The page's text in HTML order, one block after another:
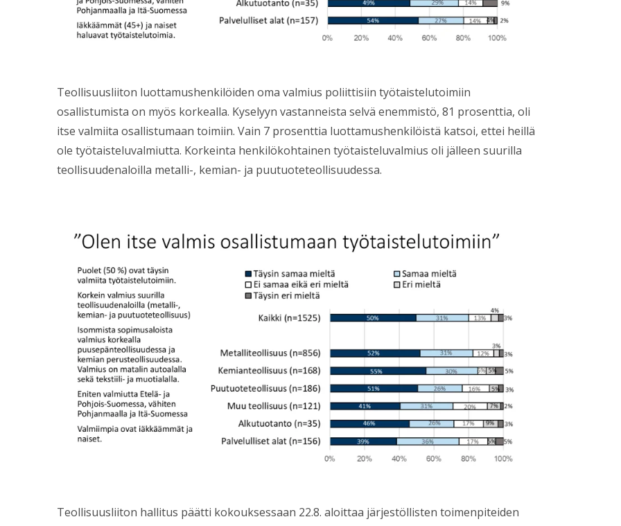
Teollisuusliiton luottamushenkilöiden oma valmius poliittisiin työtaistelutoimiin
osallistumista on myös korkealla. Kyselyyn vastanneista selvä enemmistö, 81 prosenttia, oli
itse valmiita osallistumaan toimiin. Vain 7 prosenttia luottamushenkilöistä katsoi, ettei heillä
ole työtaisteluvalmiutta. Korkeinta henkilökohtainen työtaisteluvalmius oli jälleen suurilla
teollisuudenaloilla metalli-, kemian- ja puutuoteteollisuudessa.
Teollisuusliiton hallitus päätti kokouksessaan 22.8. aloittaa järjestöllisten toimenpiteiden